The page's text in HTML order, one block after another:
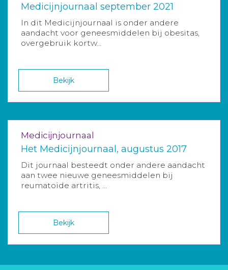
Medicijnjournaal september 2021
In dit Medicijnjournaal is onder andere
aandacht voor geneesmiddelen bij obesitas,
overgebruik kortw...
Bekijk
Medicijnjournaal
Het Medicijnjournaal, augustus 2017
Dit journaal besteedt onder andere aandacht
aan twee nieuwe geneesmiddelen bij
reumatoïde artritis, ...
Bekijk